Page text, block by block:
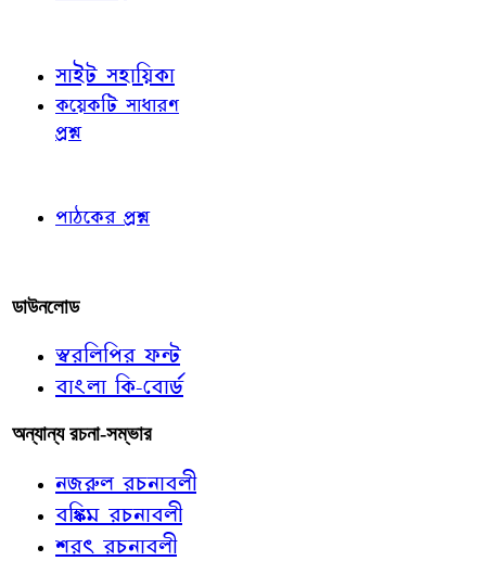
সাইট সহায়িকা
কয়েকটি সাধারণ
প্রশ্ন
পাঠকের প্রশ্ন
ডাউনলোড
স্বরলিপির ফন্ট
বাংলা কি-বোর্ড
অন্যান্য রচনা-সম্ভার
নজরুল রচনাবলী
বঙ্কিম রচনাবলী
শরৎ রচনাবলী